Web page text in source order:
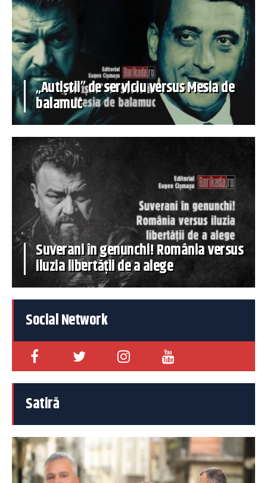
„Autiștii” de serviciu versus Mesia de
balamuc
Suverani în genunchi! România versus
iluzia libertății de a alege
Social Network
Satiră